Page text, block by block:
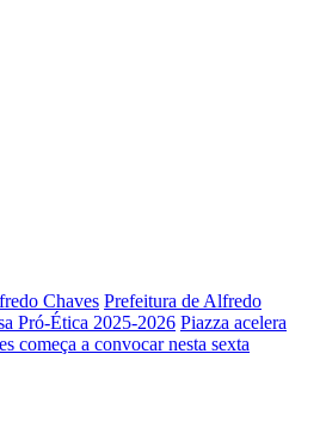
Chaves Prefeitura de Alfredo
Pró-Ética 2025-2026 Piazza acelera
começa a convocar nesta sexta